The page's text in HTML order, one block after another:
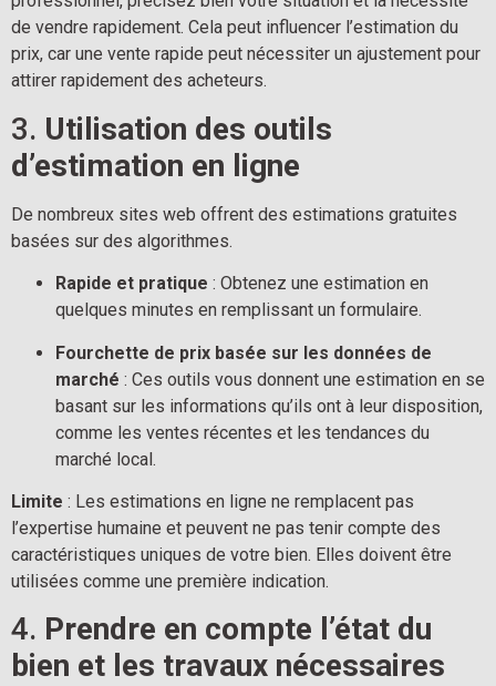
de vendre rapidement. Cela peut influencer l’estimation du
prix, car une vente rapide peut nécessiter un ajustement pour
attirer rapidement des acheteurs.
3. Utilisation des outils
d’estimation en ligne
De nombreux sites web offrent des estimations gratuites
basées sur des algorithmes.
Rapide et pratique : Obtenez une estimation en
quelques minutes en remplissant un formulaire.
Fourchette de prix basée sur les données de
marché : Ces outils vous donnent une estimation en se
basant sur les informations qu’ils ont à leur disposition,
comme les ventes récentes et les tendances du
marché local.
Limite : Les estimations en ligne ne remplacent pas
l’expertise humaine et peuvent ne pas tenir compte des
caractéristiques uniques de votre bien. Elles doivent être
utilisées comme une première indication.
4. Prendre en compte l’état du
bien et les travaux nécessaires